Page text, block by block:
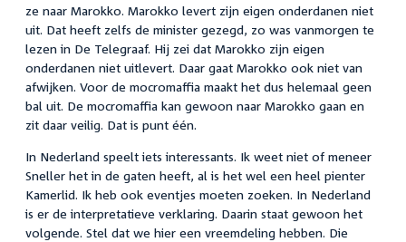
ze naar Marokko. Marokko levert zijn eigen onderdanen niet
uit. Dat heeft zelfs de minister gezegd, zo was vanmorgen te
lezen in De Telegraaf. Hij zei dat Marokko zijn eigen
onderdanen niet uitlevert. Daar gaat Marokko ook niet van
afwijken. Voor de mocromaffia maakt het dus helemaal geen
bal uit. De mocromaffia kan gewoon naar Marokko gaan en
zit daar veilig. Dat is punt één.
In Nederland speelt iets interessants. Ik weet niet of meneer
Sneller het in de gaten heeft, al is het wel een heel pienter
Kamerlid. Ik heb ook eventjes moeten zoeken. In Nederland
is er de interpretatieve verklaring. Daarin staat gewoon het
volgende. Stel dat we hier een vreemdeling hebben. Die